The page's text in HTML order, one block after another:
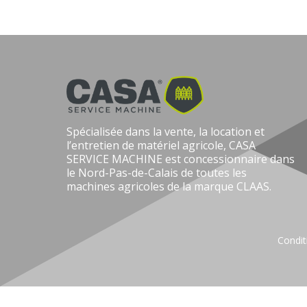
Spécialisée dans la vente, la location et
l’entretien de matériel agricole, CASA
SERVICE MACHINE est concessionnaire dans
le Nord-Pas-de-Calais de toutes les
machines agricoles de la marque CLAAS.